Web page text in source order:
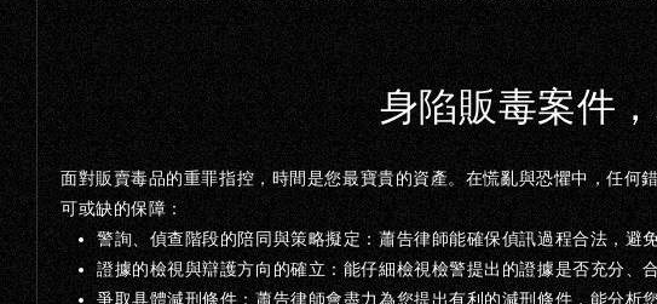
身陷販毒案件
面對販賣毒品的重罪指控，時間是您最寶貴的資產。在慌亂與恐懼中，任何
可或缺的保障：
警詢、偵查階段的陪同與策略擬定：蕭告律師能確保偵訊過程合法，避
證據的檢視與辯護方向的確立： 能仔細檢視檢警提出的證據是否充分、
爭取具體減刑條件：蕭告律師會盡力為您提出有利的減刑條件，能分析